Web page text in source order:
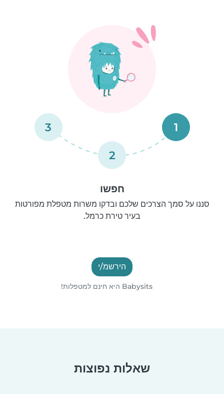
1
2
3
חפשו
סננו על סמך הצרכים שלכם ובדקו משרות מטפלת מפורטות
בעיר טירת כרמל.
הירשמ/י
Babysits היא חינם למטפלות!
שאלות נפוצות